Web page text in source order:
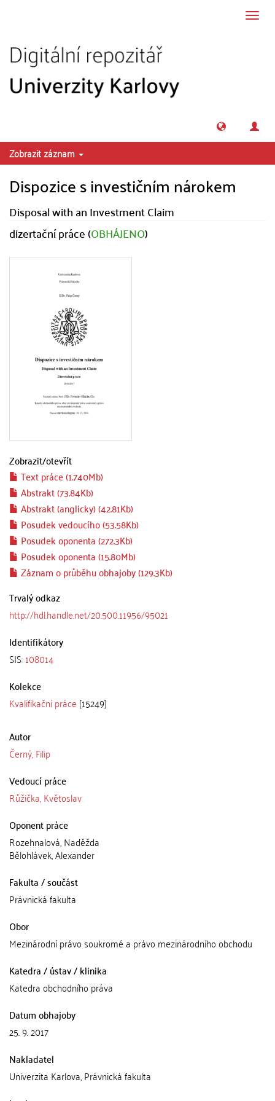
Zobrazit záznam
Dispozice s investičním nárokem
Disposal with an Investment Claim
dizertační práce (OBHÁJENO)
Zobrazit/otevřít
Text práce (1.740Mb)
Abstrakt (73.84Kb)
Abstrakt (anglicky) (42.81Kb)
Posudek vedoucího (53.58Kb)
Posudek oponenta (272.3Kb)
Posudek oponenta (15.80Mb)
Záznam o průběhu obhajoby (129.3Kb)
Trvalý odkaz
http://hdl.handle.net/20.500.11956/95021
Identifikátory
SIS:108014
Kolekce
Kvalifikační práce [15249]
Autor
Černý, Filip
Vedoucí práce
Růžička, Květoslav
Oponent práce
Rozehnalová, Naděžda
Bělohlávek, Alexander
Fakulta / součást
Právnická fakulta
Obor
Mezinárodní právo soukromé a právo mezinárodního obchodu
Katedra / ústav / klinika
Katedra obchodního práva
Datum obhajoby
25. 9. 2017
Nakladatel
Univerzita Karlova, Právnická fakulta